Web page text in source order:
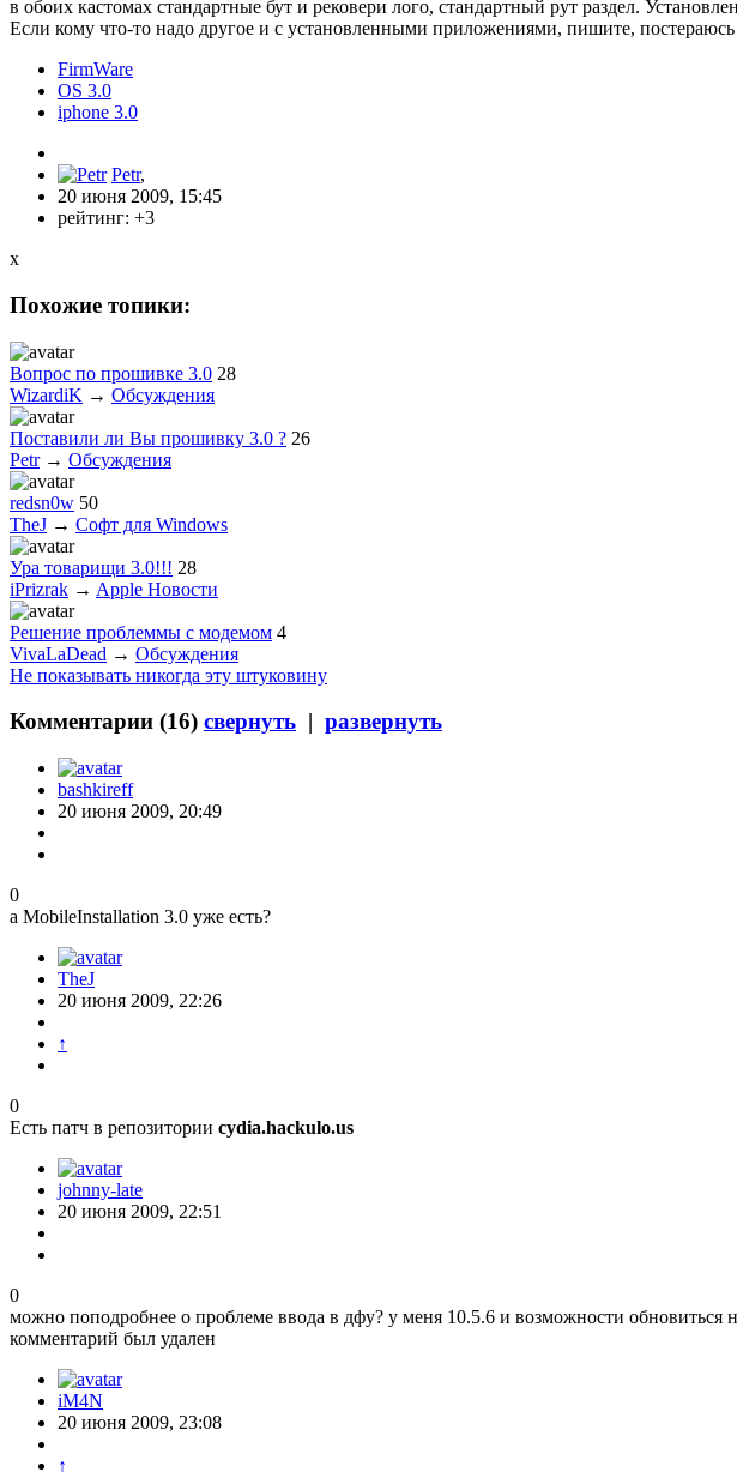
в обоих кастомах стандартные бут и рековери лого, стандартный рут раздел.
Если кому что-то надо другое и с установленными приложениями, пишите, постераюсь
FirmWare
OS 3.0
iphone 3.0
Petr,
20 июня 2009, 15:45
рейтинг: +3
x
Похожие топики:
Вопрос по прошивке 3.0 28
WizardiK → Обсуждения
Поставили ли Вы прошивку 3.0 ? 26
Petr→ Обсуждения
redsn0w 50
TheJ → Софт для Windows
Ура товарищи 3.0!!! 28
iPrizrak → Apple Новости
Решение проблеммы с модемом 4
VivaLaDead → Обсуждения
Не показывать никогда эту штуковину
Комментарии (16) свернуть | развернуть
bashkireff
20 июня 2009, 20:49
0
а MobileInstallation 3.0 уже есть?
TheJ
20 июня 2009, 22:26
↑
0
Есть патч в репозитории cydia.hackulo.us
johnny-late
20 июня 2009, 22:51
0
можно поподробнее о проблеме ввода в дфу? у меня 10.5.6 и возможности обновиться
комментарий был удален
iM4N
20 июня 2009, 23:08
↑